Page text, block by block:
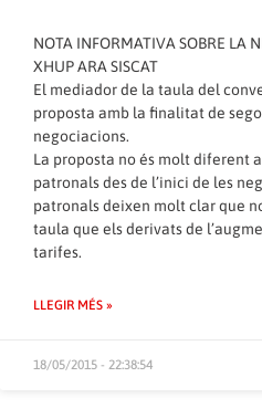
NOTA INFORMATIVA SOBRE LA
XHUP ARA SISCAT
El mediador de la taula del
proposta amb la finalitat de
negociacions.
La proposta no és molt diferent
patronals des de l’inici de les
patronals deixen molt clar que
taula que els derivats de
tarifes.
LLEGIR MÉS »
18/05/2015 - 22:38:54